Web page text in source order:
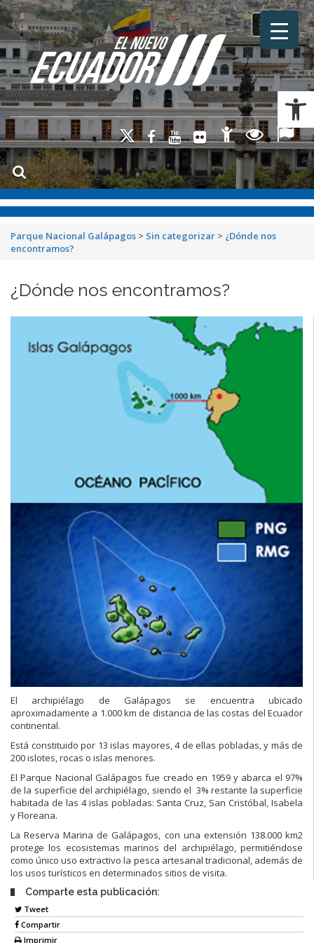
Toggle
Parque Nacional Galápagos > Sin categorizar > ¿Dónde nos
encontramos?
¿Dónde nos encontramos?
El archipiélago de Galápagos se encuentra ubicado
aproximadamente a 1.000 km de distancia de las costas del Ecuador
continental.
Está constituido por 13 islas mayores, 4 de ellas pobladas, y más de
200 islotes, rocas o islas menores.
El Parque Nacional Galápagos fue creado en 1959 y abarca el 97%
de la superficie del archipiélago, siendo el 3% restante la superficie
habitada de las 4 islas pobladas: Santa Cruz, San Cristóbal, Isabela
y Floreana.
La Reserva Marina de Galápagos, con una extensión 138.000 km2
protege los ecosistemas marinos del archipiélago, permitiéndose
como único uso extractivo la pesca artesanal tradicional, además de
los usos turísticos en determinados sitios de visita.
Comparte esta publicación:
Tweet
Compartir
Imprimir